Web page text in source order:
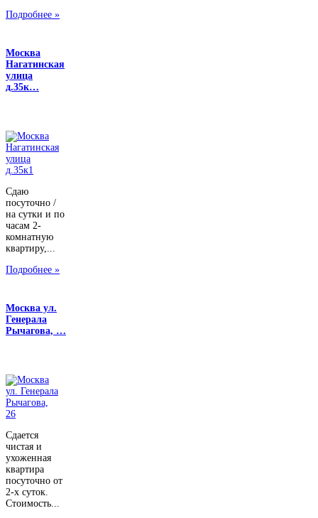
Подробнее »
Москва
Нагатинская
улица
д.35к…
Сдаю
посуточно /
на сутки и по
часам 2-
комнатную
квартиру,...
Подробнее »
Москва ул.
Генерала
Рычагова, …
Сдается
чистая и
ухоженная
квартира
посуточно от
2-х суток.
Стоимость...